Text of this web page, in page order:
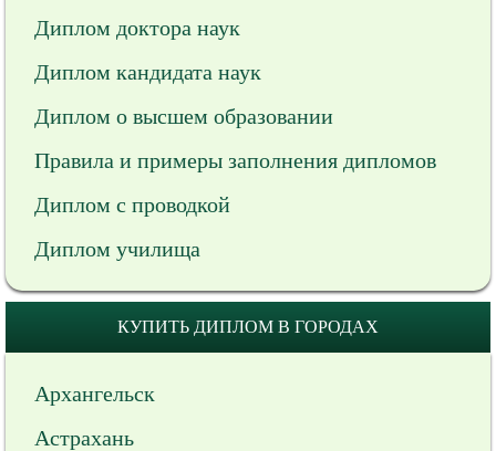
Диплом доктора наук
Диплом кандидата наук
Диплом о высшем образовании
Правила и примеры заполнения дипломов
Диплом с проводкой
Диплом училища
КУПИТЬ ДИПЛОМ В ГОРОДАХ
Архангельск
Астрахань